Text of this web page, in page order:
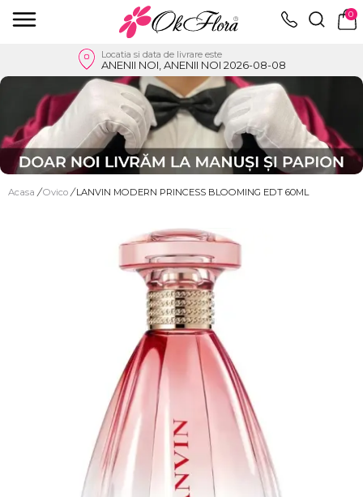
0
Locatia si data de livrare este
ANENII NOI, ANENII NOI 2026-08-08
Acasa / Ovico / LANVIN MODERN PRINCESS BLOOMING EDT 60ML